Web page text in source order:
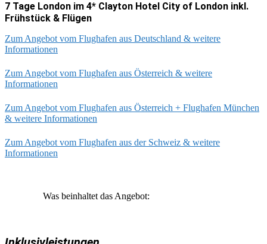
7 Tage London im 4* Clayton Hotel City of London inkl.
Frühstück & Flügen
Zum Angebot vom Flughafen aus Deutschland & weitere
Informationen
Zum Angebot vom Flughafen aus Österreich & weitere
Informationen
Zum Angebot vom Flughafen aus Österreich + Flughafen München
& weitere Informationen
Zum Angebot vom Flughafen aus der Schweiz & weitere
Informationen
Was beinhaltet das Angebot: